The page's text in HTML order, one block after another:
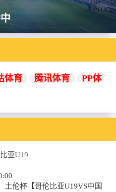
体育 腾讯体育
PP体
亚U19
土伦杯【哥伦比亚U19VS中国